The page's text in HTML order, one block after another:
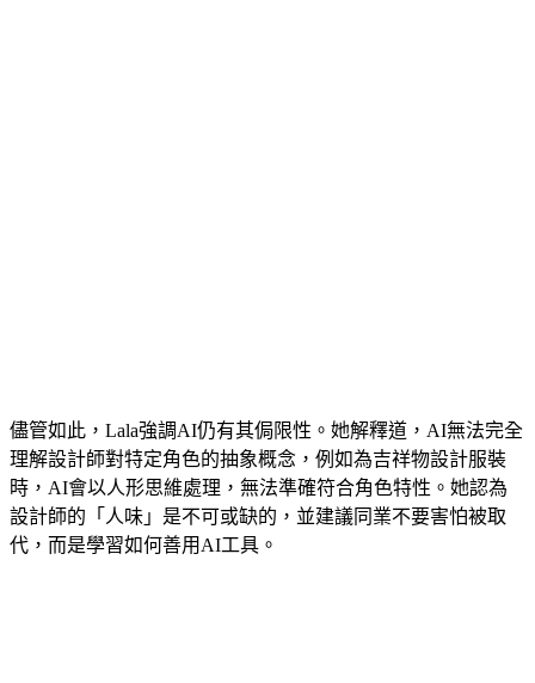
儘管如此，Lala強調AI仍有其侷限性。她解釋道，AI無法完全
理解設計師對特定角色的抽象概念，例如為吉祥物設計服裝
時，AI會以人形思維處理，無法準確符合角色特性。她認為
設計師的「人味」是不可或缺的，並建議同業不要害怕被取